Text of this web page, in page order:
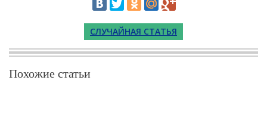
СЛУЧАЙНАЯ СТАТЬЯ
Похожие статьи